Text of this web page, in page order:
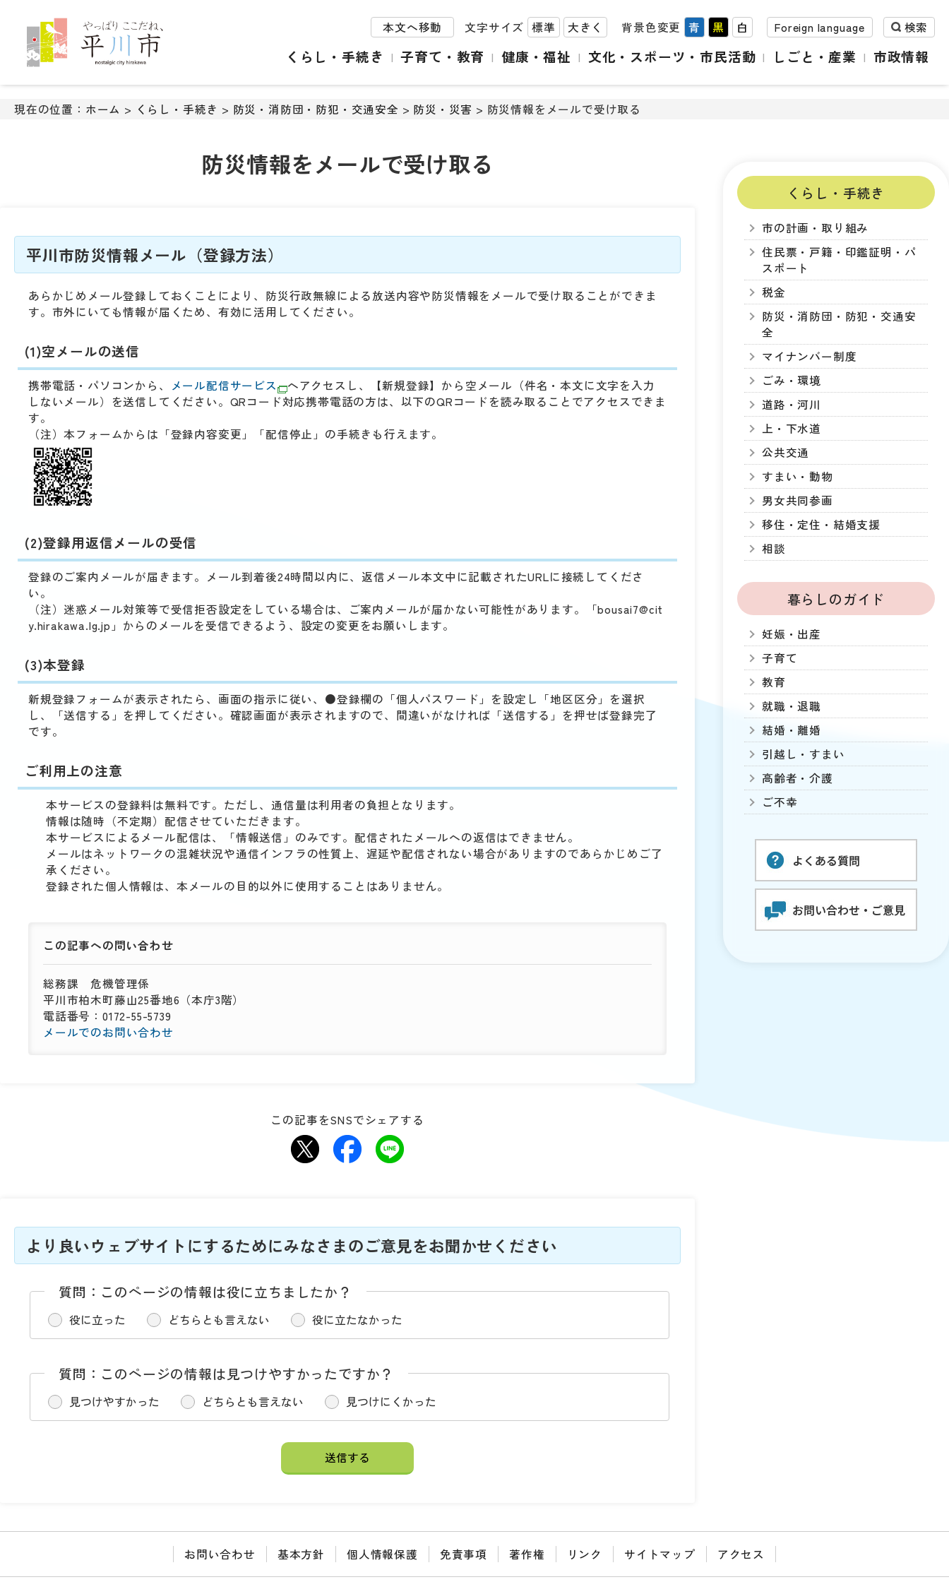
ョ
本文へ移動 文字サイズ 標準 大きく 背景色変更 青 黒 白 Foreign language 検索
くらし・手続き 子育て・教育 健康・福祉 文化・スポーツ・市民活動 しごと・産業 市政情報
現在の位置： ホーム > くらし・手続き > 防災・消防団・防犯・交通安全 > 防災・災害 > 防災情報をメールで受け取る
防災情報をメールで受け取る
平川市防災情報メール（登録方法）
あらかじめメール登録しておくことにより、防災行政無線による放送内容や防災情報をメールで受け取ることができま
す。市外にいても情報が届くため、有効に活用してください。
(1)空メールの送信
携帯電話・パソコンから、 メール配信サービス
へアクセスし、【新規登録】から空メール（件名・本文に文字を入力
しないメール）を送信してください。QRコード対応携帯電話の方は、以下のQRコードを読み取ることでアクセスできま
す。
（注）本フォームからは「登録内容変更」「配信停止」の手続きも行えます。
(2)登録用返信メールの受信
登録のご案内メールが届きます。メール到着後24時間以内に、返信メール本文中に記載されたURLに接続してくださ
い。
（注）迷惑メール対策等で受信拒否設定をしている場合は、ご案内メールが届かない可能性があります。「bousai7@cit
y.hirakawa.lg.jp」からのメールを受信できるよう、設定の変更をお願いします。
(3)本登録
新規登録フォームが表示されたら、画面の指示に従い、●登録欄の「個人パスワード」を設定し「地区区分」を選択
し、「送信する」を押してください。確認画面が表示されますので、間違いがなければ「送信する」を押せば登録完了
です。
ご利用上の注意
本サービスの登録料は無料です。ただし、通信量は利用者の負担となります。
情報は随時（不定期）配信させていただきます。
本サービスによるメール配信は、「情報送信」のみです。配信されたメールへの返信はできません。
メールはネットワークの混雑状況や通信インフラの性質上、遅延や配信されない場合がありますのであらかじめご了
承ください。
登録された個人情報は、本メールの目的以外に使用することはありません。
この記事への問い合わせ
総務課 危機管理係
平川市柏木町藤山25番地6（本庁3階）
電話番号：0172-55-5739
メールでのお問い合わせ
この記事をSNSでシェアする
より良いウェブサイトにするためにみなさまのご意見をお聞かせください
質問：このページの情報は役に立ちましたか？
役に立った どちらとも言えない 役に立たなかった
質問：このページの情報は見つけやすかったですか？
見つけやすかった どちらとも言えない 見つけにくかった
くらし・手続き
市の計画・取り組み
住民票・戸籍・印鑑証明・パ
スポート
税金
防災・消防団・防犯・交通安
全
マイナンバー制度
ごみ・環境
道路・河川
上・下水道
公共交通
すまい・動物
男女共同参画
移住・定住・結婚支援
相談
暮らしのガイド
妊娠・出産
子育て
教育
就職・退職
結婚・離婚
引越し・すまい
高齢者・介護
ご不幸
お問い合わせ 基本方針 個人情報保護 免責事項 著作権 リンク サイトマップ アクセス